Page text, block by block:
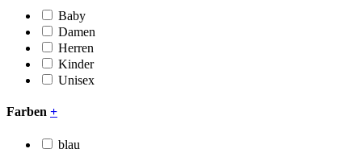
Baby
Damen
Herren
Kinder
Unisex
Farben +
blau